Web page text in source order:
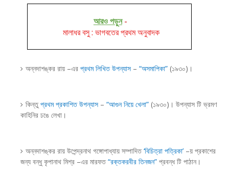
আরও পড়ুন-
মালাধর বসু : ভাগবতের প্রথম অনুবাদক
অন্নদাশঙ্কর রায় –এর প্রথম লিখিত উপন্যাস – “অসমাপিকা” (১৯৩০)।
কিন্তুপ্রথম প্রকাশিত উপন্যাস – “আগুন নিয়ে খেলা” (১৯৩০)। উপন্যাস টি ভ্রমণ
কাহিনির ঢঙে লেখা।
অন্নদাশঙ্কর রায় উপেন্দ্রনাথ গঙ্গোপাধ্যায় সম্পাদিত‘বিচিত্রা পত্রিকা’ –য় প্রকাশের
জন্য বন্ধু কৃপানাথ মিশ্র –এর মারফত“রক্তকরবীর তিনজন” প্রবন্ধ টি পাঠান।